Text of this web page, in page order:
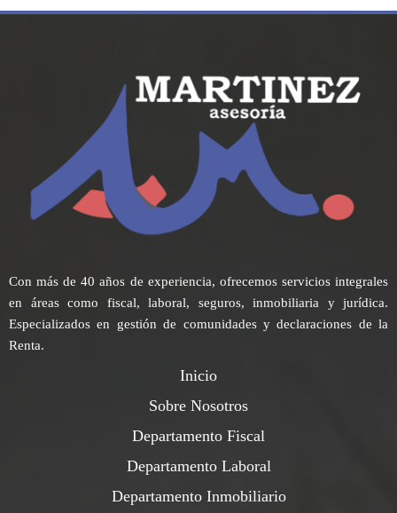
Con más de 40 años de experiencia, ofrecemos servicios integrales
en áreas como fiscal, laboral, seguros, inmobiliaria y jurídica.
Especializados en gestión de comunidades y declaraciones de la
Renta.
Inicio
Sobre Nosotros
Departamento Fiscal
Departamento Laboral
Departamento Inmobiliario